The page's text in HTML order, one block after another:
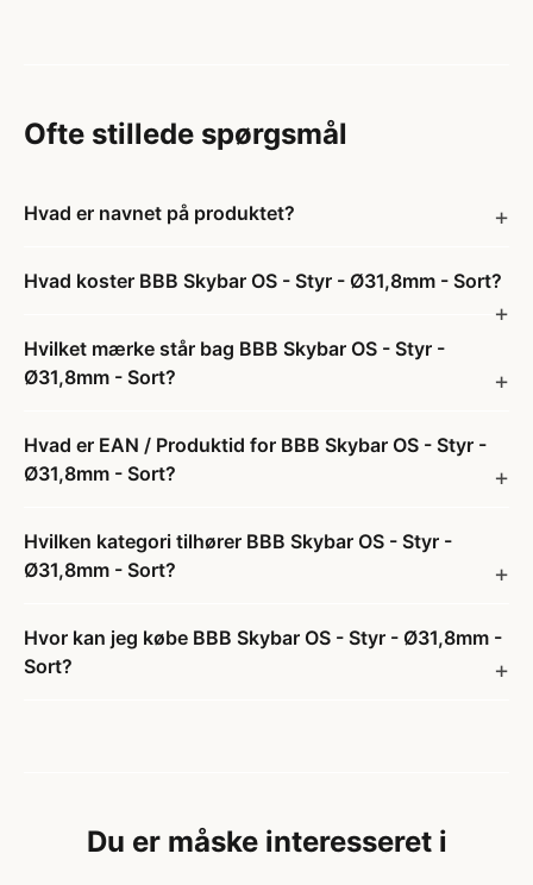
Ofte stillede spørgsmål
Hvad er navnet på produktet?
Hvad koster BBB Skybar OS - Styr - Ø31,8mm - Sort?
Hvilket mærke står bag BBB Skybar OS - Styr -
Ø31,8mm - Sort?
Hvad er EAN / Produktid for BBB Skybar OS - Styr -
Ø31,8mm - Sort?
Hvilken kategori tilhører BBB Skybar OS - Styr -
Ø31,8mm - Sort?
Hvor kan jeg købe BBB Skybar OS - Styr - Ø31,8mm -
Sort?
Du er måske interesseret i